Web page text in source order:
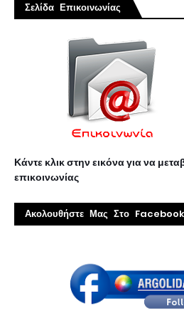
Σελίδα Επικοινωνίας
Κάντε κλικ στην εικόνα για να
επικοινωνίας
Ακολουθήστε Μας Στο